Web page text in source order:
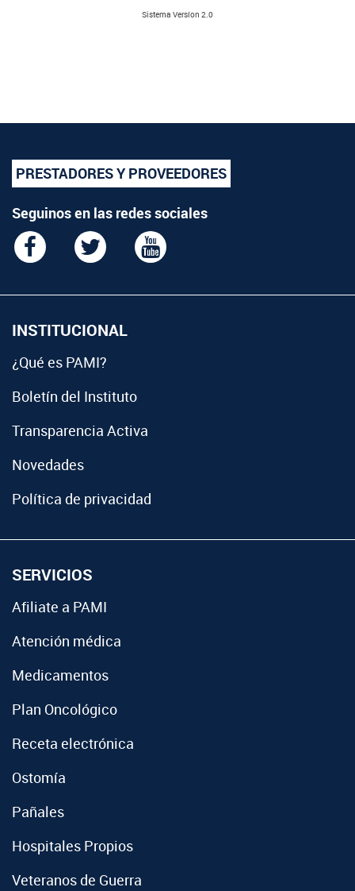
Sistema Versíon 2.0
PRESTADORES Y PROVEEDORES
Seguinos en las redes sociales
INSTITUCIONAL
¿Qué es PAMI?
Boletín del Instituto
Transparencia Activa
Novedades
Política de privacidad
SERVICIOS
Afiliate a PAMI
Atención médica
Medicamentos
Plan Oncológico
Receta electrónica
Ostomía
Pañales
Hospitales Propios
Veteranos de Guerra